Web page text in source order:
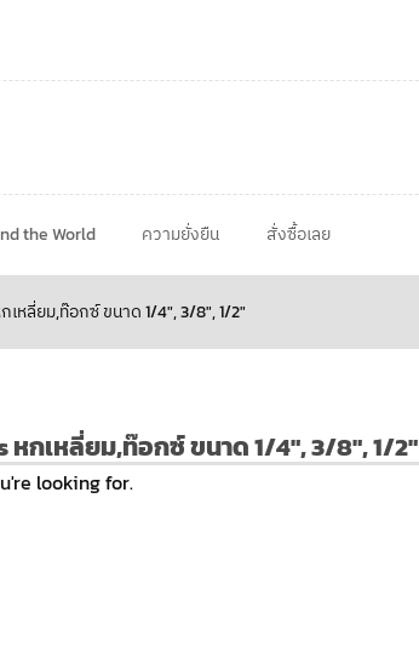
the World ความยั่งยืน สั่งซื้อเลย
หลี่ยม,ท๊อกซ์ ขนาด 1/4", 3/8", 1/2"
หกเหลี่ยม,ท๊อกซ์ ขนาด 1/4", 3/8", 1/2"
looking for.